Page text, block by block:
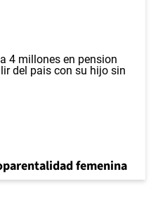
femenina